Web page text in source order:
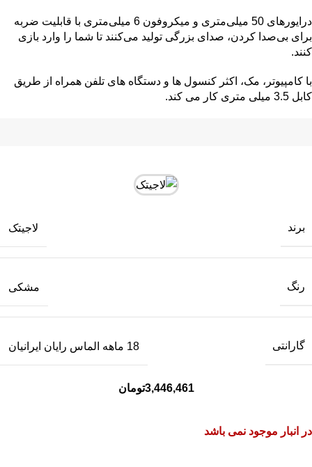
درایورهای 50 میلی‌متری و میکروفون 6 میلی‌متری با قابلیت ضربه
برای بی‌صدا کردن، صدای بزرگی تولید می‌کنند تا شما را وارد بازی
کنند.
با کامپیوتر، مک، اکثر کنسول ها و دستگاه های تلفن همراه از طریق
کابل 3.5 میلی متری کار می کند.
برند لاجیتک
رنگ مشکی
گارانتی 18 ماهه الماس رایان ایرانیان
3,446,461تومان
در انبار موجود نمی باشد